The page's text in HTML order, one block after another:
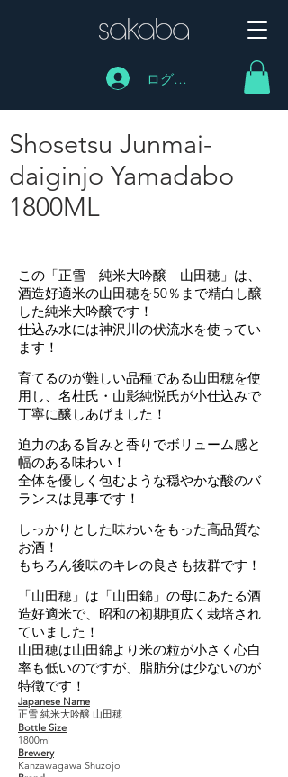
ログイン
Shosetsu Junmai-
daiginjo Yamadabo
1800ML
この「正雪 純米大吟醸 山田穂」は、
酒造好適米の山田穂を50％まで精白し醸
した純米大吟醸です！
仕込み水には神沢川の伏流水を使ってい
ます！
育てるのが難しい品種である山田穂を使
用し、名杜氏・山影純悦氏が小仕込みで
丁寧に醸しあげました！
迫力のある旨みと香りでボリューム感と
幅のある味わい！
全体を優しく包むような穏やかな酸のバ
ランスは見事です！
しっかりとした味わいをもった高品質な
お酒！
もちろん後味のキレの良さも抜群です！
「山田穂」は「山田錦」の母にあたる酒
造好適米で、昭和の初期頃広く栽培され
ていました！
山田穂は山田錦より米の粒が小さく心白
率も低いのですが、脂肪分は少ないのが
特徴です！
Japanese Name
正雪 純米大吟醸 山田穂
Bottle Size
1800ml
Brewery
Kanzawagawa Shuzojo